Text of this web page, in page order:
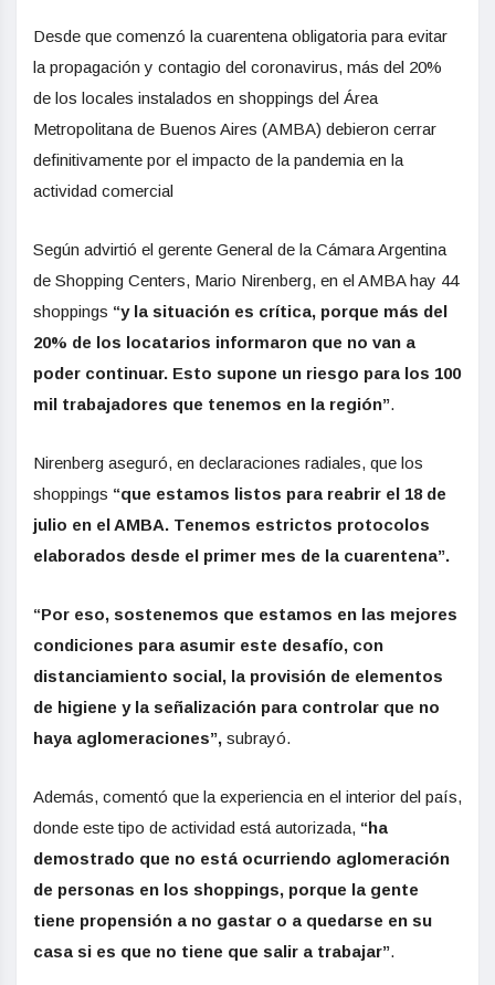
Desde que comenzó la cuarentena obligatoria para evitar
la propagación y contagio del coronavirus, más del 20%
de los locales instalados en shoppings del Área
Metropolitana de Buenos Aires (AMBA) debieron cerrar
definitivamente por el impacto de la pandemia en la
actividad comercial
Según advirtió el gerente General de la Cámara Argentina
de Shopping Centers, Mario Nirenberg, en el AMBA hay 44
shoppings “y la situación es crítica, porque más del
20% de los locatarios informaron que no van a
poder continuar. Esto supone un riesgo para los 100
mil trabajadores que tenemos en la región”.
Nirenberg aseguró, en declaraciones radiales, que los
shoppings “que estamos listos para reabrir el 18 de
julio en el AMBA. Tenemos estrictos protocolos
elaborados desde el primer mes de la cuarentena”.
“Por eso, sostenemos que estamos en las mejores
condiciones para asumir este desafío, con
distanciamiento social, la provisión de elementos
de higiene y la señalización para controlar que no
haya aglomeraciones”, subrayó.
Además, comentó que la experiencia en el interior del país,
donde este tipo de actividad está autorizada, “ha
demostrado que no está ocurriendo aglomeración
de personas en los shoppings, porque la gente
tiene propensión a no gastar o a quedarse en su
casa si es que no tiene que salir a trabajar”.